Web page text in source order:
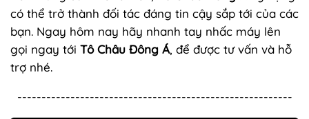
có thể trở thành đối tác đáng tin cậy sắp tới của các
bạn. Ngay hôm nay hãy nhanh tay nhấc máy lên
gọi ngay tới Tô Châu Đông Á, để được tư vấn và hỗ
trợ nhé.
---------------------------------------------------------